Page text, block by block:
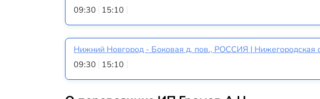
09:30
15:10
Нижний Новгород - Боковая д. пов., РОССИЯ | Нижегородская
09:30
15:10